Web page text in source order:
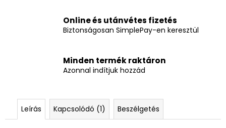
Online és utánvétes fizetés
Biztonságosan SimplePay-en keresztül
Minden termék raktáron
Azonnal indítjuk hozzád
Leírás Kapcsolódó (1) Beszélgetés